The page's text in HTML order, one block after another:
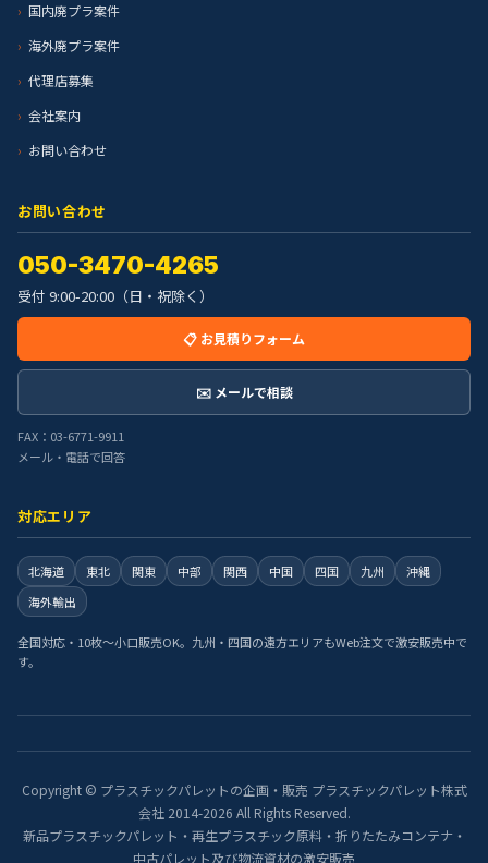
国内廃プラ案件
海外廃プラ案件
代理店募集
会社案内
お問い合わせ
お問い合わせ
050-3470-4265
受付 9:00-20:00（日・祝除く）
📋 お見積りフォーム
✉️ メールで相談
FAX：03-6771-9911
メール・電話で回答
対応エリア
北海道 東北 関東 中部 関西 中国 四国 九州
沖縄
海外輸出
全国対応・10枚〜小口販売OK。九州・四国の遠方エリアもWeb注文で激安販売中で
す。
Copyright © プラスチックパレットの企画・販売 プラスチックパレット株式
会社 2014-2026 All Rights Reserved.
新品プラスチックパレット・再生プラスチック原料・折りたたみコンテナ・
中古パレット及び物流資材の激安販売